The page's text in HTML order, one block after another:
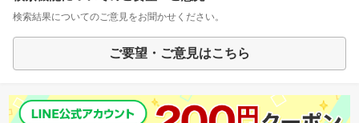
検索結果についてのご意見をお聞かせください。
ご要望・ご意見はこちら